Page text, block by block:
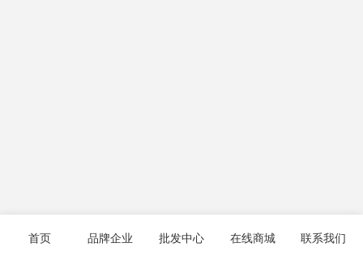
首页 品牌企业 批发中心 在线商城 联系我们